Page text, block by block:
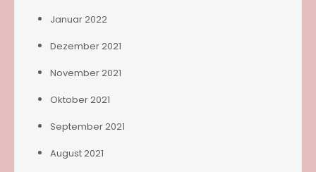
Januar 2022
Dezember 2021
November 2021
Oktober 2021
September 2021
August 2021